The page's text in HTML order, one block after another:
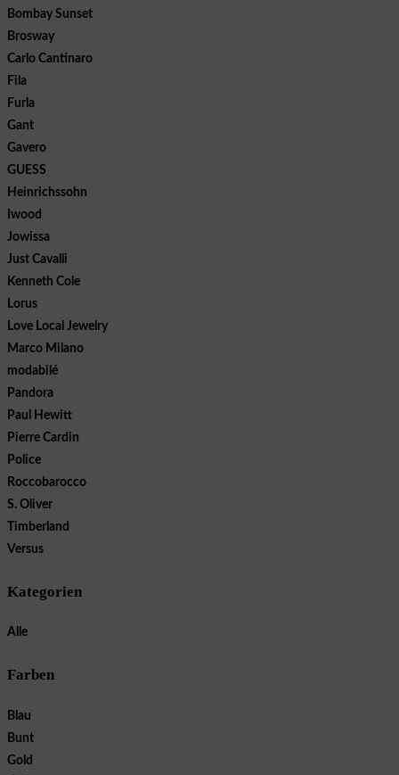
Bombay Sunset
Brosway
Carlo Cantinaro
Fila
Furla
Gant
Gavero
GUESS
Heinrichssohn
Iwood
Jowissa
Just Cavalli
Kenneth Cole
Lorus
Love Local Jewelry
Marco Milano
modabilé
Pandora
Paul Hewitt
Pierre Cardin
Police
Roccobarocco
S. Oliver
Timberland
Versus
Kategorien
Alle
Farben
Blau
Bunt
Gold